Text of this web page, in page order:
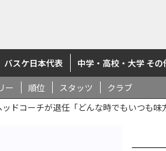
バスケ日本代表 中学・高校・大学 その
ー 順位 スタッツ
クラブ
ドコーチが退任「どんな時でもいつも味